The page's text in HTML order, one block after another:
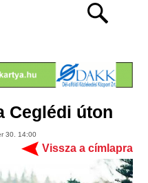
Ceglédi úton
30. 14:00
Vissza a címlapra